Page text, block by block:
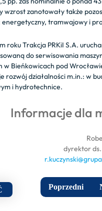
wzrost zanotowały także
energetyczny, tramwajowy i
roku Trakcja PRKiI S.A.
do serwisowania
w Bieńkowicach pod
rozwój działalności m.in.: w
i hydrotechnice.
Informacje dla
dyrektor
Poprzedni